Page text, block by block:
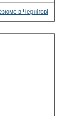
в Чернігові